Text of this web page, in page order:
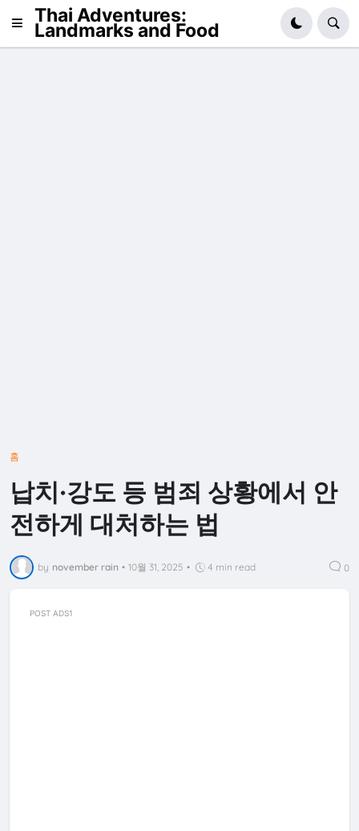
Thai Adventures:
Landmarks and Food
홈
납치·강도 등 범죄 상황에서 안
전하게 대처하는 법
by november rain • 10월 31, 2025 • 4 min read 0
POST ADS1